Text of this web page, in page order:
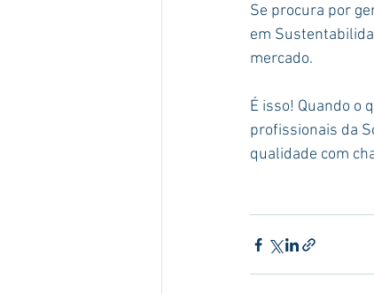
Se procura por
em
mercado.
É isso! Quando o
profissionais da
qualidade com